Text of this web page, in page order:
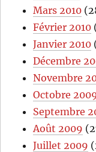
Mars 2010
Février 2010
Janvier 2010
Décembre
Novembre
Octobre
Septembre
Août 2009
Juillet 2009